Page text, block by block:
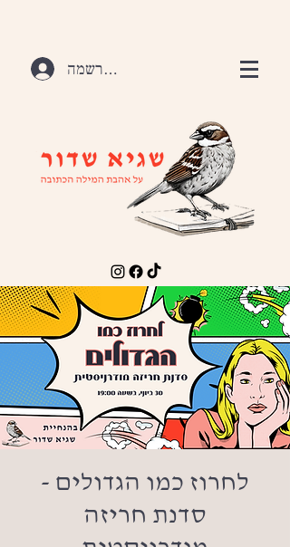
התחברות / הרשמה
לחרוז כמו הגדולים -
סדנת חריזה